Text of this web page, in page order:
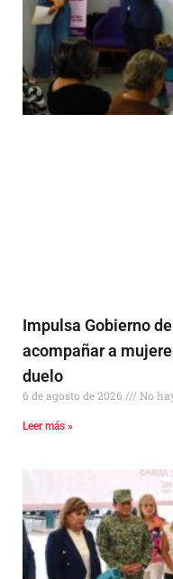
Impulsa Gobierno
acompañar a
duelo
6 de agosto de 2026 No
Leer más »